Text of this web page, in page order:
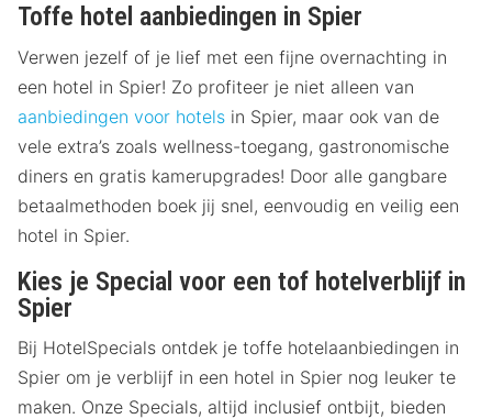
Toffe hotel aanbiedingen in Spier
Verwen jezelf of je lief met een fijne overnachting in
een hotel in Spier! Zo profiteer je niet alleen van
aanbiedingen voor hotels in Spier, maar ook van de
vele extra’s zoals wellness-toegang, gastronomische
diners en gratis kamerupgrades! Door alle gangbare
betaalmethoden boek jij snel, eenvoudig en veilig een
hotel in Spier.
Kies je Special voor een tof hotelverblijf in
Spier
Bij HotelSpecials ontdek je toffe hotelaanbiedingen in
Spier om je verblijf in een hotel in Spier nog leuker te
maken. Onze Specials, altijd inclusief ontbijt, bieden